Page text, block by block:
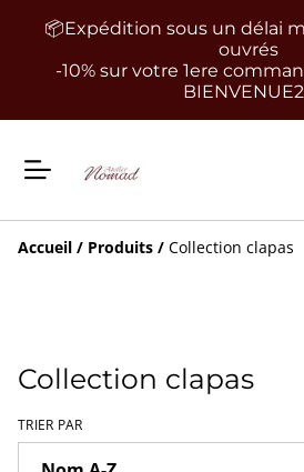
📦Expédition sous un délai
ouvrés
-10% sur votre 1ere
Accueil / Produits / Collection clapas
Collection clapas
TRIER PAR